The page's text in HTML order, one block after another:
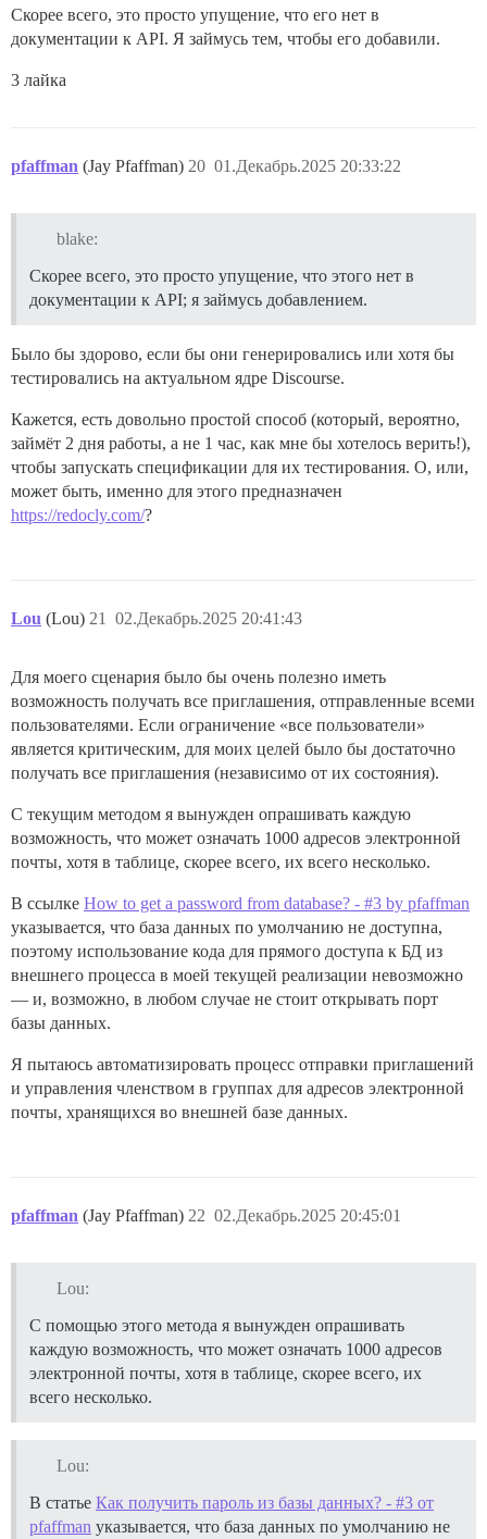
Скорее всего, это просто упущение, что его нет в
документации к API. Я займусь тем, чтобы его добавили.
3 лайка
pfaffman (Jay Pfaffman) 01.Декабрь.2025 20:33:22
20
blake:
Скорее всего, это просто упущение, что этого нет в
документации к API; я займусь добавлением.
Было бы здорово, если бы они генерировались или хотя бы
тестировались на актуальном ядре Discourse.
Кажется, есть довольно простой способ (который, вероятно,
займёт 2 дня работы, а не 1 час, как мне бы хотелось верить!),
чтобы запускать спецификации для их тестирования. О, или,
может быть, именно для этого предназначен
https://redocly.com/?
Lou (Lou) 02.Декабрь.2025 20:41:43
21
Для моего сценария было бы очень полезно иметь
возможность получать все приглашения, отправленные всеми
пользователями. Если ограничение «все пользователи»
является критическим, для моих целей было бы достаточно
получать все приглашения (независимо от их состояния).
С текущим методом я вынужден опрашивать каждую
возможность, что может означать 1000 адресов электронной
почты, хотя в таблице, скорее всего, их всего несколько.
В ссылке How to get a password from database? - #3 by pfaffman
указывается, что база данных по умолчанию не доступна,
поэтому использование кода для прямого доступа к БД из
внешнего процесса в моей текущей реализации невозможно
— и, возможно, в любом случае не стоит открывать порт
базы данных.
Я пытаюсь автоматизировать процесс отправки приглашений
и управления членством в группах для адресов электронной
почты, хранящихся во внешней базе данных.
pfaffman (Jay Pfaffman) 02.Декабрь.2025 20:45:01
22
Lou:
С помощью этого метода я вынужден опрашивать
каждую возможность, что может означать 1000 адресов
электронной почты, хотя в таблице, скорее всего, их
всего несколько.
Lou:
В статье Как получить пароль из базы данных? - #3 от
pfaffman указывается, что база данных по умолчанию не